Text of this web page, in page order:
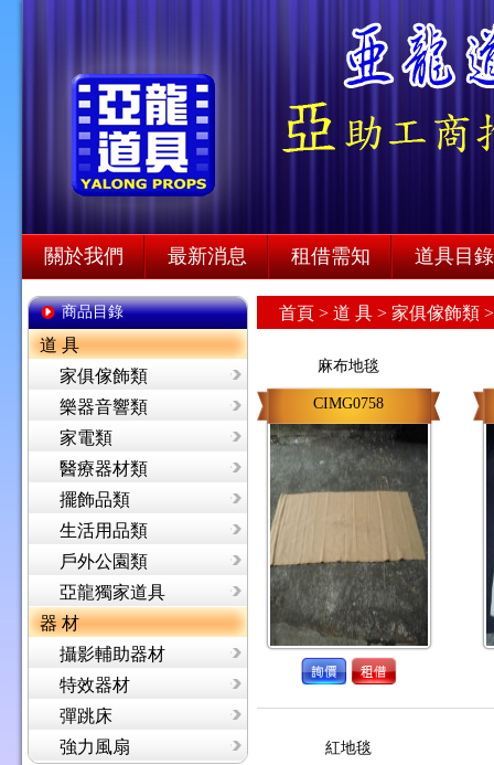
關於我們 最新消息 租借需知 道具目錄
商品目錄
道 具
家俱傢飾類
樂器音響類
家電類
醫療器材類
擺飾品類
生活用品類
戶外公園類
亞龍獨家道具
器 材
攝影輔助器材
特效器材
彈跳床
強力風扇
首頁 > 道 具 > 家俱傢飾類
麻布地毯
CIMG0758
紅地毯